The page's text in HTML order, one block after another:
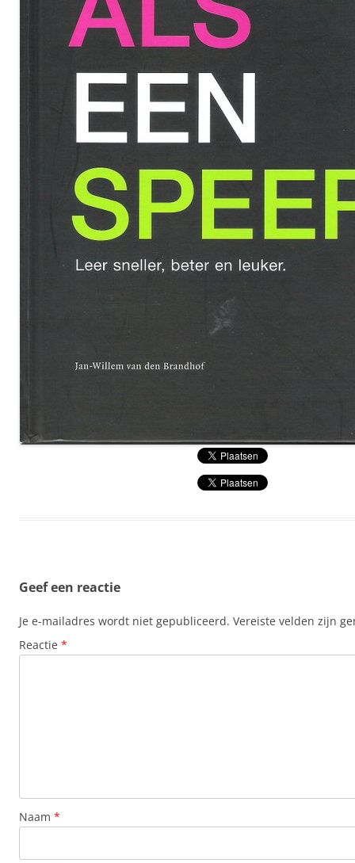
Geef een reactie
Je e-mailadres wordt niet gepubliceerd. Vereiste velden zijn
Reactie *
Naam *